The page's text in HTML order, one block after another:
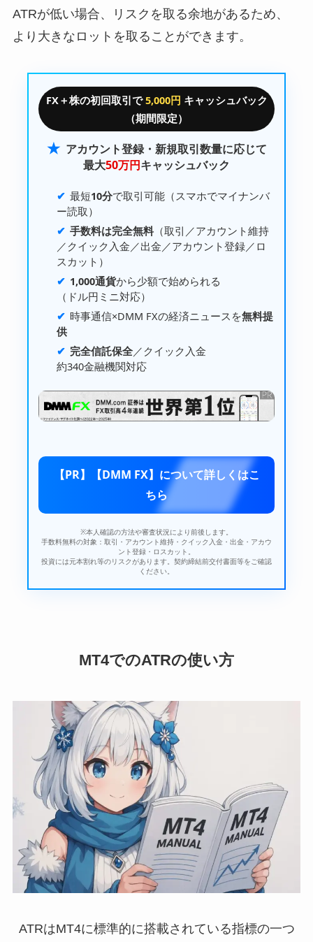
ATRが低い場合、リスクを取る余地があるため、
より大きなロットを取ることができます。
FX＋株の初回取引で5,000円 キャッシュバック
（期間限定）
★ アカウント登録・新規取引数量に応じて
最大50万円キャッシュバック
最短10分で取引可能（スマホでマイナンバ
ー読取）
手数料は完全無料 （取引／アカウント維持
／ クイック入金／出金／アカウント登録／ロ
スカット）
1,000通貨から少額で始められる
（ ドル円ミニ対応）
時事通信×DMM FXの経済ニュースを無料提
供
完全信託保全／ クイック入金
約340金融機関対応
【PR】【DMM FX】について詳しくはこ
ちら
※本人確認の方法や審査状況により前後します。
手数料無料の対象：取引・アカウント維持・クイック入金・出金・アカウ
ント登録・ロスカット。
投資には元本割れ等のリスクがあります。契約締結前交付書面等をご確認
ください。
MT4でのATRの使い方
ATRはMT4に標準的に搭載されている指標の一つ